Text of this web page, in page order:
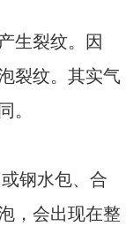
生裂纹。因
裂纹。其实气
钢水包、合
，会出现在整